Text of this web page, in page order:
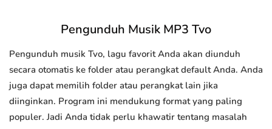
Pengunduh Musik MP3 Tvo
Pengunduh musik Tvo, lagu favorit Anda akan diunduh
secara otomatis ke folder atau perangkat default Anda. Anda
juga dapat memilih folder atau perangkat lain jika
diinginkan. Program ini mendukung format yang paling
populer. Jadi Anda tidak perlu khawatir tentang masalah